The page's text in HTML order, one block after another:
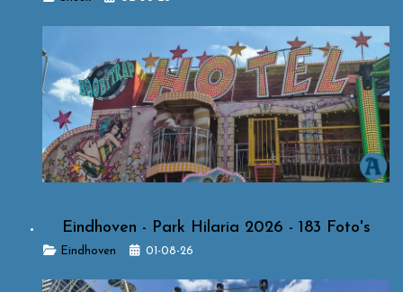
Eindhoven - Park Hilaria 2026 - 183 Foto's
DetailsEindhoven 01-08-26